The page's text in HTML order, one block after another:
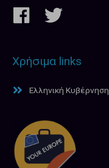
Χρήσιμα links
Ελληνική Κυβέρνηση